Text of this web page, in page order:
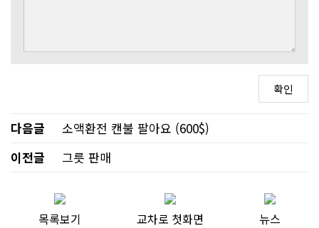
다음글
소액환전 캔불 팔아요 (600$)
이전글
그릇 판매
목록보기 교차로 첫화면 뉴스